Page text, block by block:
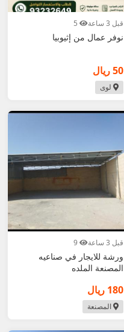
قبل 3 ساعة
نوفر عمال من إثيوبيا
50 ريال
لوى
قبل 3 ساعة
ورشة للايجار في صناعيه
المصنعة الملده
180 ريال
المصنعة